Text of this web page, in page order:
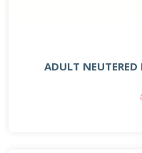
ADULT